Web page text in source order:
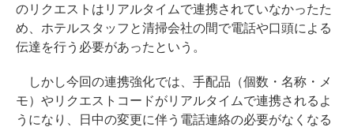
のリクエストはリアルタイムで連携されていなかったた
め、ホテルスタッフと清掃会社の間で電話や口頭による
伝達を行う必要があったという。
しかし今回の連携強化では、手配品（個数・名称・メ
モ）やリクエストコードがリアルタイムで連携されるよ
うになり、日中の変更に伴う電話連絡の必要がなくなる